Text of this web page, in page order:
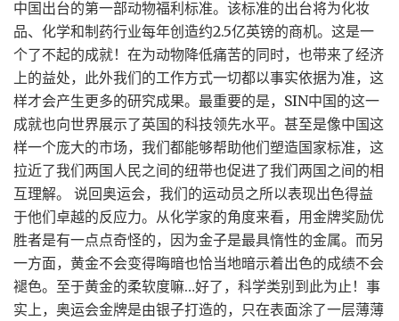
中国出台的第一部动物福利标准。该标准的出台将为化妆
品、化学和制药行业每年创造约2.5亿英镑的商机。这是一
个了不起的成就！在为动物降低痛苦的同时，也带来了经济
上的益处，此外我们的工作方式一切都以事实依据为准，这
样才会产生更多的研究成果。最重要的是，SIN中国的这一
成就也向世界展示了英国的科技领先水平。甚至是像中国这
样一个庞大的市场，我们都能够帮助他们塑造国家标准，这
拉近了我们两国人民之间的纽带也促进了我们两国之间的相
互理解。 说回奥运会，我们的运动员之所以表现出色得益
于他们卓越的反应力。从化学家的角度来看，用金牌奖励优
胜者是有一点点奇怪的，因为金子是最具惰性的金属。而另
一方面，黄金不会变得晦暗也恰当地暗示着出色的成绩不会
褪色。至于黄金的柔软度嘛…好了，科学类别到此为止！事
实上，奥运会金牌是由银子打造的，只在表面涂了一层薄薄